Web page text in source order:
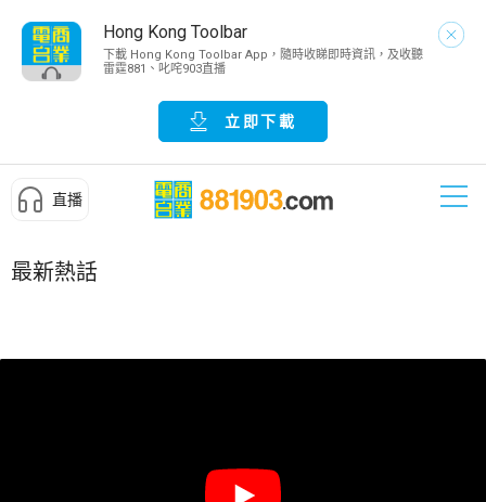
Hong Kong Toolbar
下載 Hong Kong Toolbar App，隨時收睇即時資訊，及收聽
雷霆881、叱咤903直播
立即下載
直播
最新熱話